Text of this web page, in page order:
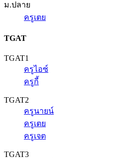
ม.ปลาย
ครูเตย
TGAT
TGAT1
ครูไอซ์
ครูกี้
TGAT2
ครูนายน์
ครูเตย
ครูเจต
TGAT3